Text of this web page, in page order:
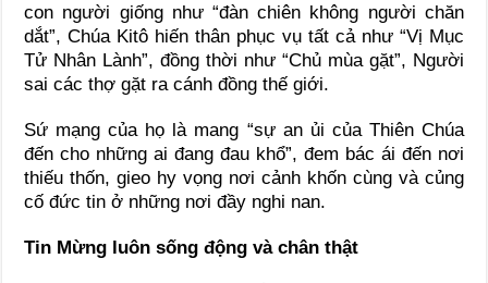
con người giống như “đàn chiên không người chăn
dắt”, Chúa Kitô hiến thân phục vụ tất cả như “Vị Mục
Tử Nhân Lành”, đồng thời như “Chủ mùa gặt”, Người
sai các thợ gặt ra cánh đồng thế giới.
Sứ mạng của họ là mang “sự an ủi của Thiên Chúa
đến cho những ai đang đau khổ”, đem bác ái đến nơi
thiếu thốn, gieo hy vọng nơi cảnh khốn cùng và củng
cố đức tin ở những nơi đầy nghi nan.
Tin Mừng luôn sống động và chân thật